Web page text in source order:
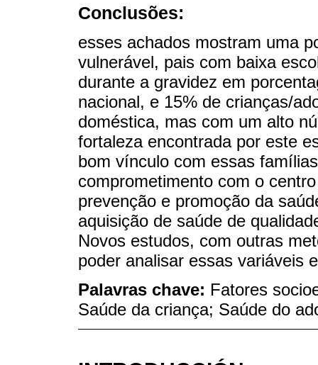
Conclusões:
esses achados mostram uma
vulnerável, pais com baixa
durante a gravidez em
nacional, e 15% de crianças/
doméstica, mas com um alto
fortaleza encontrada por este
bom vínculo com essas
comprometimento com o
prevenção e promoção da
aquisição de saúde de
Novos estudos, com outras
poder analisar essas variáveis
Palavras chave: Fatores
Saúde da criança; Saúde do